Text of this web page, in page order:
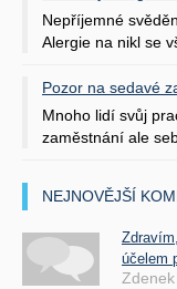
Nepříjemné
Alergie na nikl se
Pozor na sedavé
Mnoho lidí svůj
zaměstnání ale
NEJNOVĚJŠÍ
účelem
Zdenek